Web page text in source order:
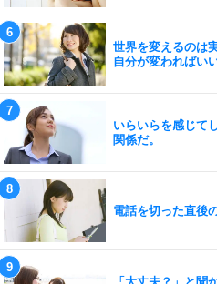
世界を変えるのは
自分が変わればいい
いらいらを感じて
関係だ。
電話を切った直後
「大丈夫？」と聞